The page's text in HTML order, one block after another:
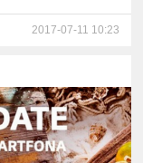
2017-07-11 10:23